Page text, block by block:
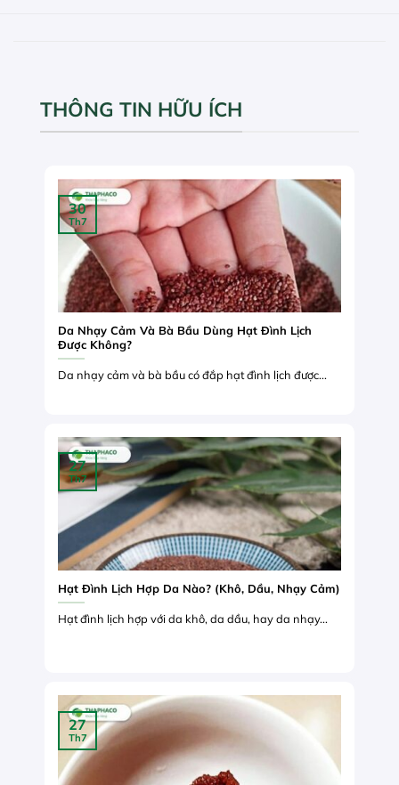
THÔNG TIN HỮU ÍCH
Da Nhạy Cảm Và Bà Bầu Dùng Hạt Đình Lịch
Được Không?
Da nhạy cảm và bà bầu có đắp hạt đình lịch được...
30
Th7
Hạt Đình Lịch Hợp Da Nào? (Khô, Dầu, Nhạy Cảm)
Hạt đình lịch hợp với da khô, da dầu, hay da nhạy...
27
Th7
27
Th7